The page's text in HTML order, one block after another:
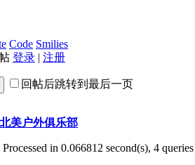
Code Smilies
登录 | 注册
回帖后跳转到最后一页
北美户外俱乐部
Processed in 0.066812 second(s), 4